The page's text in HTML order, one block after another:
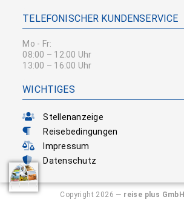
TELEFONISCHER KUNDENSERVICE
Mo - Fr:
08:00 – 12:00 Uhr
13:00 – 16:00 Uhr
WICHTIGES
Stellenanzeige
Reisebedingungen
Impressum
Datenschutz
Copyright 2026 — reise plus GmbH